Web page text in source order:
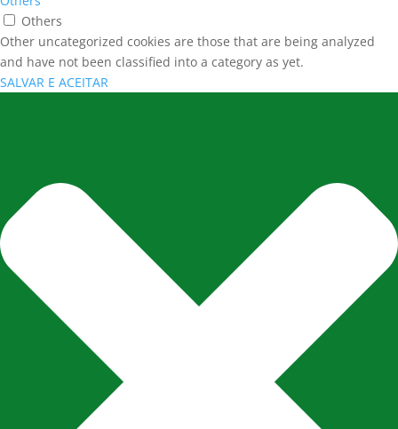
Others
Other uncategorized cookies are those that are being analyzed
and have not been classified into a category as yet.
SALVAR E ACEITAR